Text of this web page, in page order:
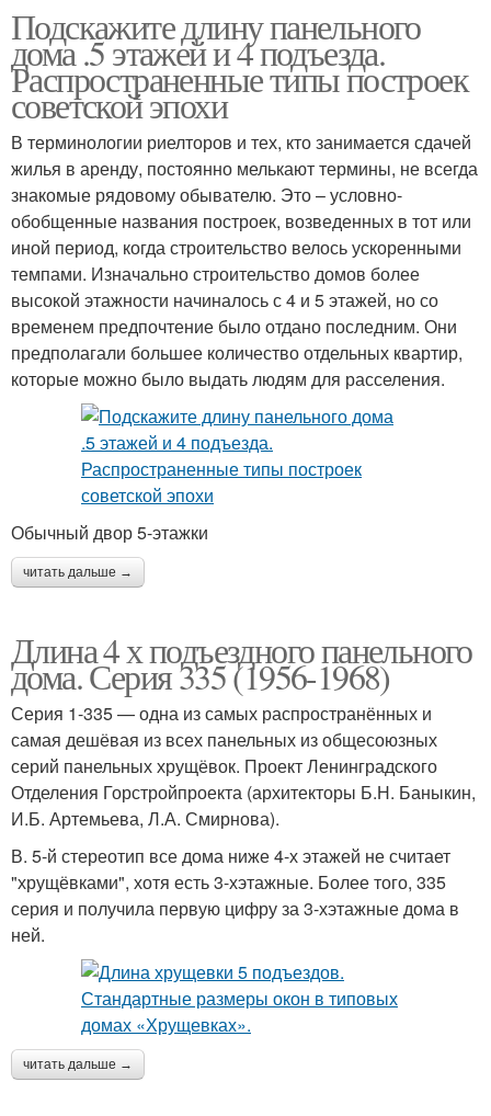
Подскажите длину панельного
дома .5 этажей и 4 подъезда.
Распространенные типы построек
советской эпохи
В терминологии риелторов и тех, кто занимается сдачей
жилья в аренду, постоянно мелькают термины, не всегда
знакомые рядовому обывателю. Это – условно-
обобщенные названия построек, возведенных в тот или
иной период, когда строительство велось ускоренными
темпами. Изначально строительство домов более
высокой этажности начиналось с 4 и 5 этажей, но со
временем предпочтение было отдано последним. Они
предполагали большее количество отдельных квартир,
которые можно было выдать людям для расселения.
Обычный двор 5-этажки
читать дальше →
Длина 4 х подъездного панельного
дома. Серия 335 (1956-1968)
Серия 1-335 — одна из самых распространённых и
самая дешёвая из всех панельных из общесоюзных
серий панельных хрущёвок. Проект Ленинградского
Отделения Горстройпроекта (архитекторы Б.Н. Баныкин,
И.Б. Артемьева, Л.А. Смирнова).
В. 5-й стереотип все дома ниже 4-х этажей не считает
"хрущёвками", хотя есть 3-хэтажные. Более того, 335
серия и получила первую цифру за 3-хэтажные дома в
ней.
читать дальше →